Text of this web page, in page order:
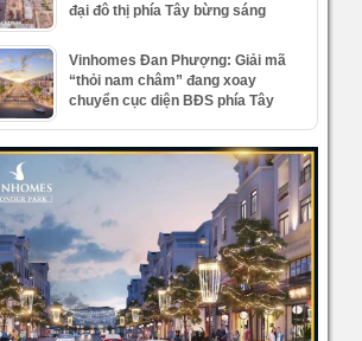
đại đô thị phía Tây bừng sáng
Vinhomes Đan Phượng: Giải mã
“thỏi nam châm” đang xoay
chuyển cục diện BĐS phía Tây